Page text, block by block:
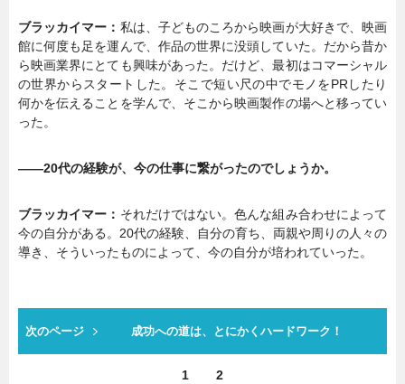
ブラッカイマー： 私は、子どものころから映画が大好きで、映画
館に何度も足を運んで、作品の世界に没頭していた。だから昔か
ら映画業界にとても興味があった。だけど、最初はコマーシャル
の世界からスタートした。そこで短い尺の中でモノをPRしたり
何かを伝えることを学んで、そこから映画製作の場へと移ってい
った。
――20代の経験が、今の仕事に繋がったのでしょうか。
ブラッカイマー： それだけではない。色んな組み合わせによって
今の自分がある。20代の経験、自分の育ち、両親や周りの人々の
導き、そういったものによって、今の自分が培われていった。
次のページ 成功への道は、とにかくハードワーク！
1 2